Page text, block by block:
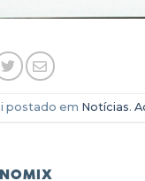
postado em Notícias.